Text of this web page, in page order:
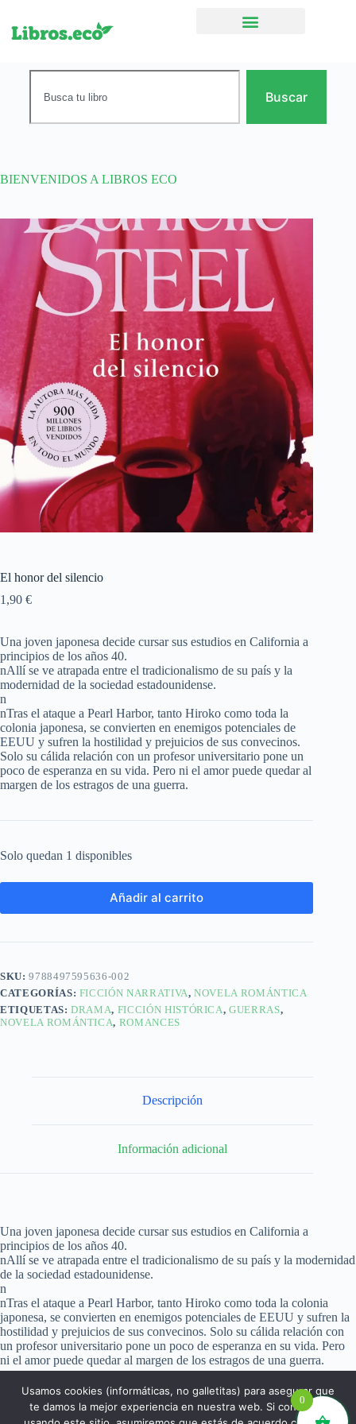
Buscar
BIENVENIDOS A LIBROS ECO
El honor del silencio
1,90 €
Una joven japonesa decide cursar sus estudios en California a
principios de los años 40.
nAllí se ve atrapada entre el tradicionalismo de su país y la
modernidad de la sociedad estadounidense.
n
nTras el ataque a Pearl Harbor, tanto Hiroko como toda la
colonia japonesa, se convierten en enemigos potenciales de
EEUU y sufren la hostilidad y prejuicios de sus convecinos.
Solo su cálida relación con un profesor universitario pone un
poco de esperanza en su vida. Pero ni el amor puede quedar al
margen de los estragos de una guerra.
Solo quedan 1 disponibles
Añadir al carrito
SKU:9788497595636-002
CATEGORÍAS: FICCIÓN NARRATIVA,NOVELA ROMÁNTICA
ETIQUETAS:DRAMA, FICCIÓN HISTÓRICA,GUERRAS,
NOVELA ROMÁNTICA, ROMANCES
Descripción
Información adicional
Una joven japonesa decide cursar sus estudios en California a
principios de los años 40.
nAllí se ve atrapada entre el tradicionalismo de su país y la modernidad
de la sociedad estadounidense.
n
nTras el ataque a Pearl Harbor, tanto Hiroko como toda la colonia
japonesa, se convierten en enemigos potenciales de EEUU y sufren la
hostilidad y prejuicios de sus convecinos. Solo su cálida relación con
un profesor universitario pone un poco de esperanza en su vida. Pero
ni el amor puede quedar al margen de los estragos de una guerra.
0
Usamos cookies (informáticas, no galletitas) para asegurar que
te damos la mejor experiencia en nuestra web. Si continúas